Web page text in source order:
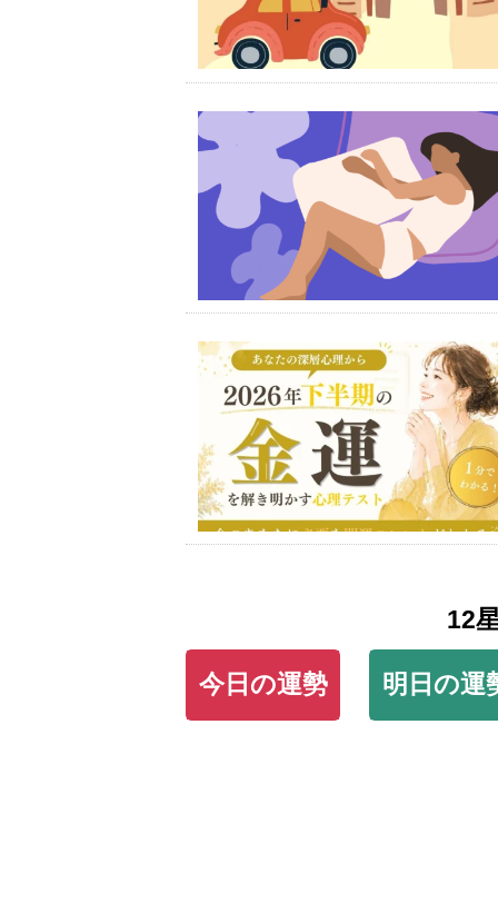
12
今日の運勢 明日の運